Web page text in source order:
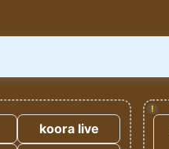
!
koora live